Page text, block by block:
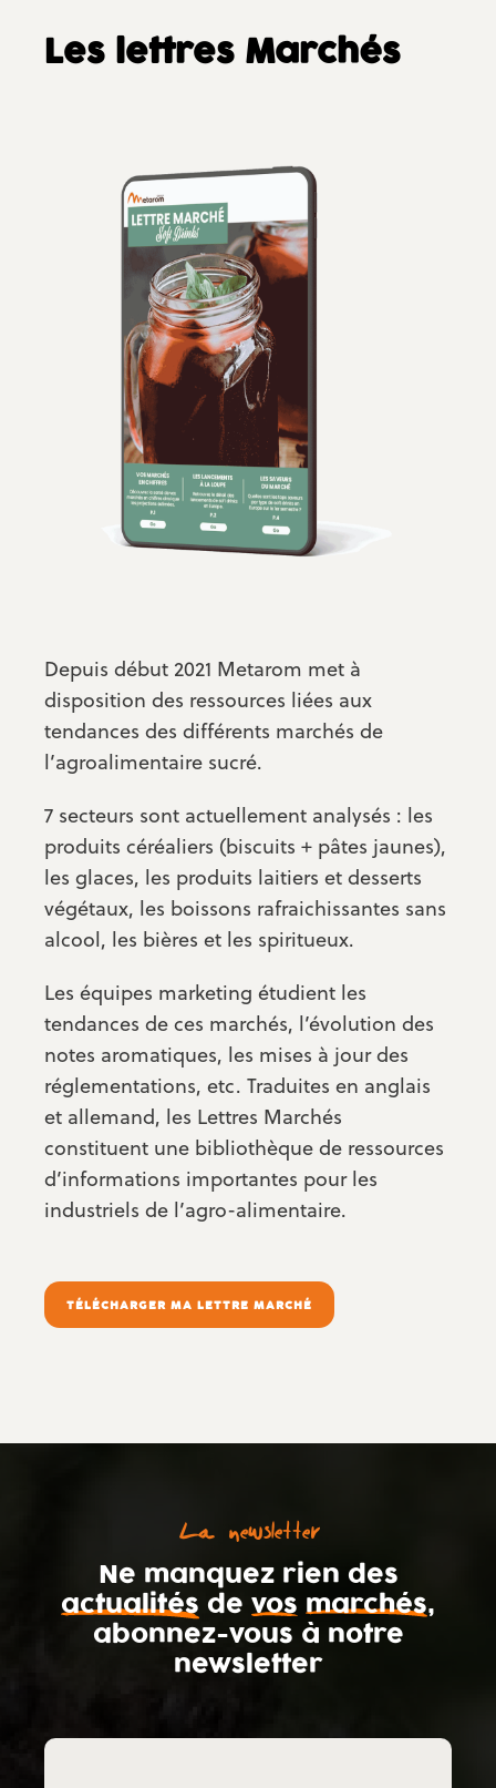
Les lettres Marchés
Depuis début 2021 Metarom met à
disposition des ressources liées aux
tendances des différents marchés de
l’agroalimentaire sucré.
7 secteurs sont actuellement analysés : les
produits céréaliers (biscuits + pâtes jaunes),
les glaces, les produits laitiers et desserts
végétaux, les boissons rafraichissantes sans
alcool, les bières et les spiritueux.
Les équipes marketing étudient les
tendances de ces marchés, l’évolution des
notes aromatiques, les mises à jour des
réglementations, etc. Traduites en anglais
et allemand, les Lettres Marchés
constituent une bibliothèque de ressources
d’informations importantes pour les
industriels de l’agro-alimentaire.
TÉLÉCHARGER MA LETTRE MARCHÉ
La newsletter
Ne manquez rien des
actualités de vos marchés,
abonnez-vous à notre
newsletter